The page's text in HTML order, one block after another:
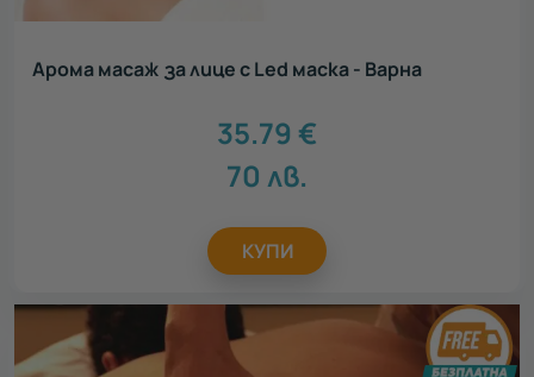
Арома масаж за лице с Led маска - Варна
35.79 €
70 лв.
КУПИ